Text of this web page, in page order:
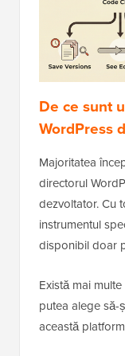
De ce sunt
WordPress
Majoritatea
directorul
dezvoltator. Cu
instrumentul
disponibil doar
Există mai
putea alege să-
această